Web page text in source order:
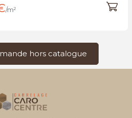
/m²
hors catalogue